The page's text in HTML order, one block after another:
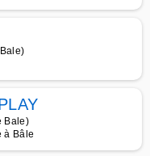
Bale)
à Bâle